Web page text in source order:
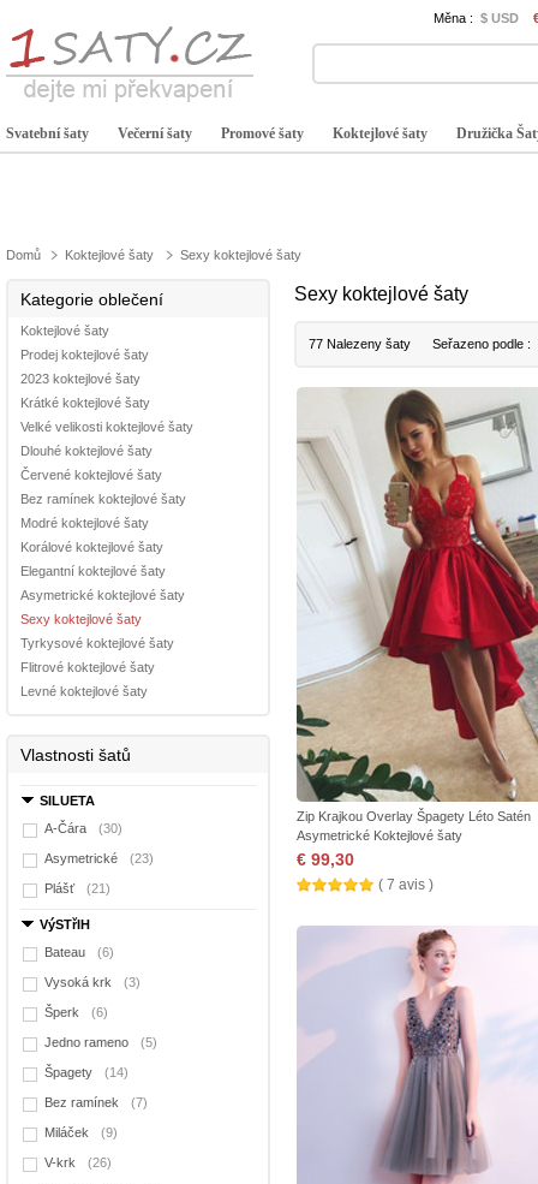
Měna : $ USD
Svatební šaty Večerní šaty Promové šaty Koktejlové šaty Družička
Domů Koktejlové šaty Sexy koktejlové šaty
Kategorie oblečení
Koktejlové šaty
Prodej koktejlové šaty
2023 koktejlové šaty
Krátké koktejlové šaty
Velké velikosti koktejlové šaty
Dlouhé koktejlové šaty
Červené koktejlové šaty
Bez ramínek koktejlové šaty
Modré koktejlové šaty
Korálové koktejlové šaty
Elegantní koktejlové šaty
Asymetrické koktejlové šaty
Sexy koktejlové šaty
Tyrkysové koktejlové šaty
Flitrové koktejlové šaty
Levné koktejlové šaty
Vlastnosti šatů
SILUETA
A-Čára
(30)
Asymetrické (23)
Plášť (21)
VýSTřIH
Bateau
(6)
Vysoká krk (3)
Šperk (6)
Jedno rameno (5)
Špagety (14)
Bez ramínek (7)
Miláček (9)
V-krk (26)
Sexy koktejlové šaty
77 Nalezeny šaty Seřazeno podle :
Zip Krajkou Overlay Špagety Léto Satén
Asymetrické Koktejlové šaty
€ 99,30
( 7 avis )